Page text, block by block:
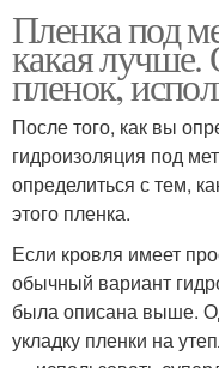
Пленка под
какая
пленок,
После того, как вы
гидроизоляция под
определиться с тем,
этого пленка.
Если кровля имеет
обычный вариант
была описана выше.
укладку пленки на